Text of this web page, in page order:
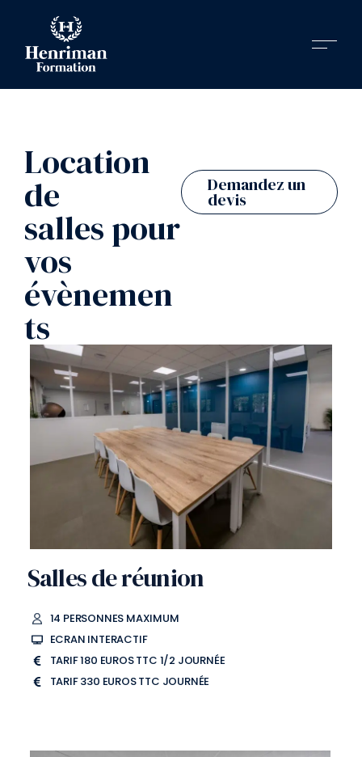
Location
de
salles pour
vos
évènemen
ts
Demandez un
devis
Salles de réunion
14 PERSONNES MAXIMUM
ECRAN INTERACTIF
TARIF 180 EUROS TTC 1/2 JOURNÉE
TARIF 330 EUROS TTC JOURNÉE